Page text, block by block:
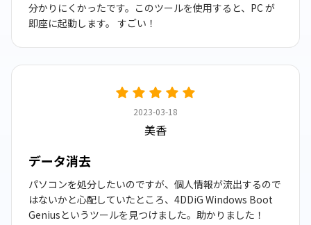
分かりにくかったです。このツールを使用すると、PC が
即座に起動します。 すごい！
2023-03-18
美香
データ消去
パソコンを処分したいのですが、個人情報が流出するので
はないかと心配していたところ、4DDiG Windows Boot
Geniusというツールを見つけました。助かりました！